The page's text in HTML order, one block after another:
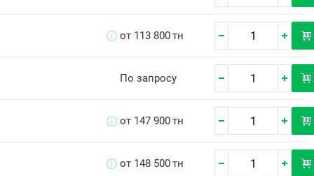
от 113 800тн
По запросу
от 147 900тн
от 148 500тн